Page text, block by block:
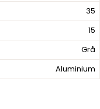
35
15
Grå
Aluminium